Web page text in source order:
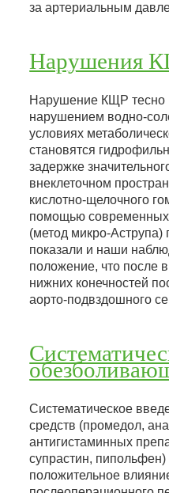
за артериальным
Нарушения
Нарушение КЩР тесно
нарушением водно-
условиях
становятся
задержке
внеклеточном
кислотно-щелочного
помощью современных
(метод микро-Аструпа)
показали и наши
положение, что после
нижних конечностей
аорто-подвздошного
Систематическое
средств (промедол,
антигистаминных
супрастин, пипольфен)
положительное